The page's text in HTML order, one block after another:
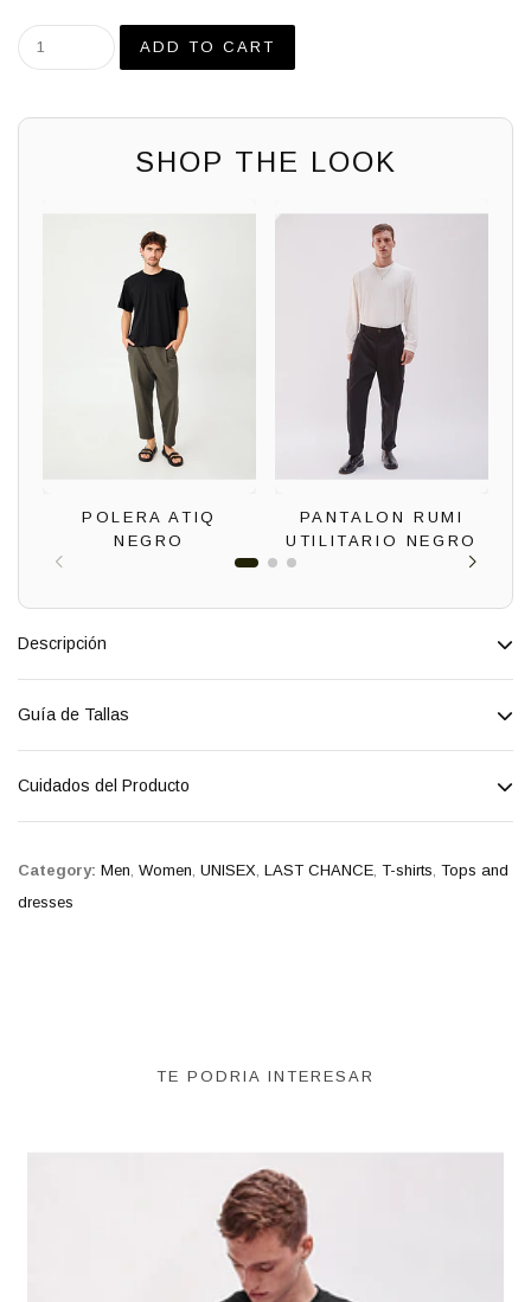
SHOP THE LOOK
POLERA ATIQ
NEGRO
PANTALON RUMI
UTILITARIO NEGRO
Descripción
Guía de Tallas
Cuidados del Producto
Category: Men, Women, UNISEX, LAST CHANCE, T-shirts, Tops and
dresses
TE PODRIA INTERESAR